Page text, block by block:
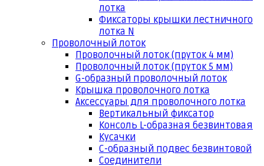
лотка
Фиксаторы крышки лестничного
лотка N
Проволочный лоток
Проволочный лоток (пруток 4 мм)
Проволочный лоток (пруток 5 мм)
G-образный проволочный лоток
Крышка проволочного лотка
Аксессуары для проволочного лотка
Вертикальный фиксатор
Консоль L-образная безвинтовая
Кусачки
С-образный подвес безвинтовой
Соединители